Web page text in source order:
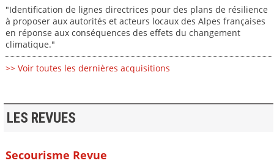
"Identification de lignes directrices pour des plans de résilience
à proposer aux autorités et acteurs locaux des Alpes françaises
en réponse aux conséquences des effets du changement
climatique."
>> Voir toutes les dernières acquisitions
LES REVUES
Secourisme Revue